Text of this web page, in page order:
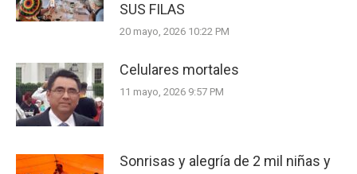
SUS FILAS
20 mayo, 2026 10:22 PM
Celulares mortales
11 mayo, 2026 9:57 PM
Sonrisas y alegría de 2 mil niñas y